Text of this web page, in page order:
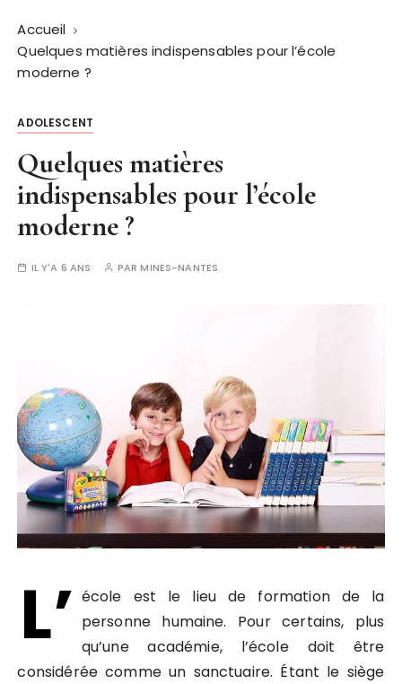
Accueil
Quelques matières indispensables pour l’école
moderne ?
ADOLESCENT
Quelques matières
indispensables pour l’école
moderne ?
IL Y'A 6 ANS PARMINES-NANTES
L’ école est le lieu de formation de la
personne humaine. Pour certains, plus
qu’une académie, l’école doit être
considérée comme un sanctuaire. Étant le siège